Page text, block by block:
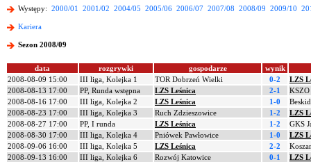
Występy: 2000/01 2001/02 2004/05 2005/06 2006/07 2007/08 2008/09 2009/10
Kariera
Sezon 2008/09
data rozgrywki gospodarze
wynik
2008-08-09 15:00
III liga, Kolejka 1 TOR Dobrzeń Wielki 0-2
LZS
2008-08-13 17:00
PP, Runda wstępna LZS Leśnica 2-1
KSZO
2008-08-16 17:00
III liga, Kolejka 2 LZS Leśnica 1-0
2008-08-23 17:00
III liga, Kolejka 3 Ruch Zdzieszowice 1-2
LZS
2008-08-27 17:00
PP, I runda LZS Leśnica 1-2
GKS
2008-08-30 17:00
III liga, Kolejka 4 Pniówek Pawłowice 1-0
LZS
2008-09-06 16:00
III liga, Kolejka 5 LZS Leśnica 2-2
2008-09-13 16:00
III liga, Kolejka 6 Rozwój Katowice 0-1
LZS